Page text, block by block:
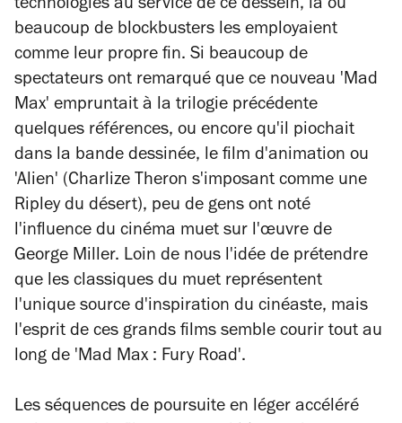
technologies au service de ce dessein, là où
beaucoup de blockbusters les employaient
comme leur propre fin. Si beaucoup de
spectateurs ont remarqué que ce nouveau 'Mad
Max' empruntait à la trilogie précédente
quelques références, ou encore qu'il piochait
dans la bande dessinée, le film d'animation ou
'Alien' (Charlize Theron s'imposant comme une
Ripley du désert), peu de gens ont noté
l'influence du cinéma muet sur l'œuvre de
George Miller. Loin de nous l'idée de prétendre
que les classiques du muet représentent
l'unique source d'inspiration du cinéaste, mais
l'esprit de ces grands films semble courir tout au
long de 'Mad Max : Fury Road'.
Les séquences de poursuite en léger accéléré